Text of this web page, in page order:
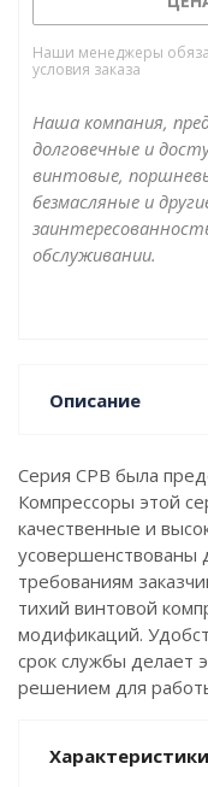
Наши менеджеры
условия заказа
Наша компания,
долговечные и
винтовые,
безмасляные и
обслуживании.
Описание
Серия CPB была
Компрессоры этой
качественные и
усовершенствованы
требованиям
тихий винтовой
модификаций.
срок службы делает
решением для
Характеристики